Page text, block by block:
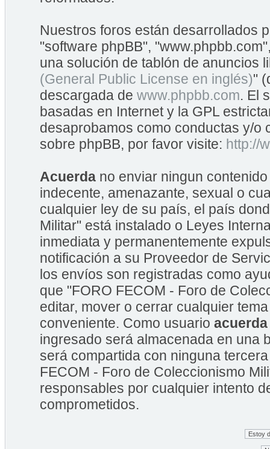
Nuestros foros están desarrollados
"software phpBB",
una solución de tablón de anuncios
(General Public License en inglés)"
descargada de www.phpbb.com. El
basadas en Internet y la GPL
desaprobamos como conductas y/o
sobre phpBB, por favor visite: http://
Acuerda no enviar ningun
indecente, amenazante, sexual o
cualquier ley de su país, el país
Militar" está instalado o Leyes
inmediata y permanentemente
notificación a su Proveedor de
los envíos son registradas como
que "FORO FECOM - Foro de
editar, mover o cerrar cualquier
conveniente. Como usuario acuerda
ingresado será almacenada en una
será compartida con ninguna
FECOM - Foro de Coleccionismo
responsables por cualquier intento
comprometidos.